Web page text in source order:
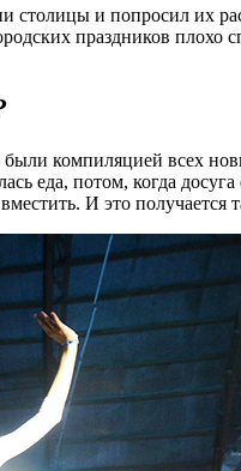
столицы и попросил их
праздников
компиляцией всех
еда, потом, когда
И это получается